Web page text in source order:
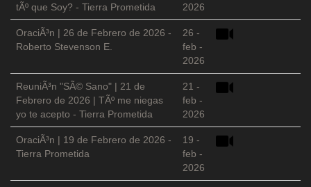
tÃº que Soy? - Tierra Prometida
2026
OraciÃ³n | 26 de Febrero de 2026 -
Roberto Stevenson E.
26 -
feb -
2026
ReuniÃ³n "SÃ© Sano" | 21 de
Febrero de 2026 | TÃº me niegas
yo te acepto - Tierra Prometida
21 -
feb -
2026
OraciÃ³n | 19 de Febrero de 2026 -
Tierra Prometida
19 -
feb -
2026